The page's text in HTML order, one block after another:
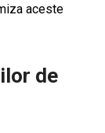
aceste
de